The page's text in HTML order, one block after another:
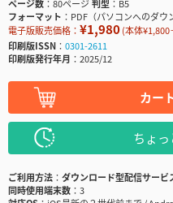
ページ数
80ページ判型
B5
フォーマット
PDF（パソコンへのダウ
電子版販売価格： ¥1,980(本体¥1,800
印刷版ISSN
0301-2611
印刷版発行年月
2025/12
カー
ちょ
ご利用方法
ダウンロード型配信サービ
同時使用端末数
3